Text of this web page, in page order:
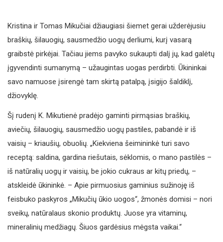
Kristina ir Tomas Mikučiai džiaugiasi šiemet gerai užderėjusiu
braškių, šilauogių, sausmedžio uogų derliumi, kurį vasarą
graibstė pirkėjai. Tačiau jiems pavyko sukaupti dalį jų, kad galėtų
įgyvendinti sumanymą – užaugintas uogas perdirbti. Ūkininkai
savo namuose įsirengė tam skirtą patalpą, įsigijo šaldiklį,
džiovyklę.
Šį rudenį K. Mikutienė pradėjo gaminti pirmąsias braškių,
aviečių, šilauogių, sausmedžio uogų pastiles, pabandė ir iš
vaisių – kriaušių, obuolių. „Kiekviena šeimininkė turi savo
receptą: saldina, gardina riešutais, sėklomis, o mano pastilės –
iš natūralių uogų ir vaisių, be jokio cukraus ar kitų priedų, –
atskleidė ūkininkė. – Apie pirmuosius gaminius sužinoję iš
feisbuko paskyros „Mikučių ūkio uogos“, žmonės domisi – nori
sveikų, natūralaus skonio produktų. Juose yra vitaminų,
mineralinių medžiagų. Šiuos gardėsius mėgsta vaikai.“